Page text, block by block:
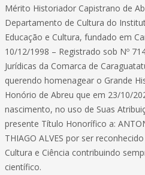
Mérito Historiador Capistrano de
Departamento de Cultura do
Educação e Cultura, fundado em
10/12/1998 – Registrado sob Nº
Jurídicas da Comarca de
querendo homenagear o Grande
Honório de Abreu que em 23/10/
nascimento, no uso de Suas
presente Título Honorífico a:
THIAGO ALVES por ser
Cultura e Ciência contribuindo
científico.